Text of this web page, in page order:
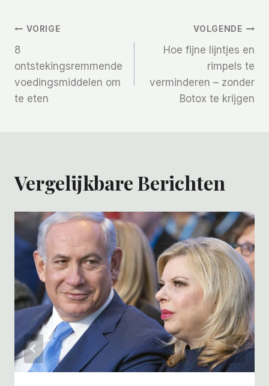
Bericht
Navigatie
VORIGE
8
ontstekingsremmende
voedingsmiddelen om
te eten
VOLGENDE
Hoe fijne lijntjes en
rimpels te
verminderen – zonder
Botox te krijgen
Vergelijkbare Berichten